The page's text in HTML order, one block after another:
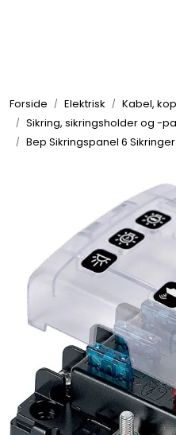
Forside Elektrisk
Kabel,
Sikring, sikringsholder og -
Bep Sikringspanel 6 Sikringer
Elektrisk
VVS
Motor/Styring
Fortøyning
Fritid/Sikkerhet